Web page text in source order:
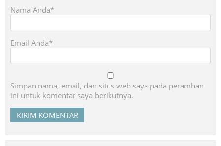
Nama Anda*
Email Anda*
Simpan nama, email, dan situs web saya pada peramban
ini untuk komentar saya berikutnya.